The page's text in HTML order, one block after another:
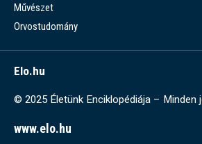
Művészet
Orvostudomány
Elo.hu
© 2025 Életünk Enciklopédiája – Minden
www.elo.hu